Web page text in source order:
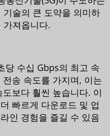
술의 큰 도약을 의미하
가져옵니다.
당 수십 Gbps의 최고 속
송 속도를 가지며, 이는
보다 훨씬 높습니다. 이
빠르게 다운로드 및 업
인 경험을 즐길 수 있음